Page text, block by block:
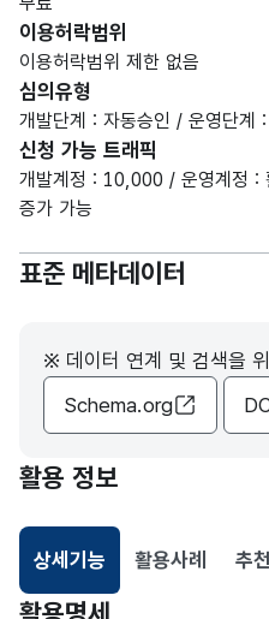
이용허락범위
이용허락범위 제한 없음
심의유형
개발단계 : 자동승인 / 운영단계
신청 가능 트래픽
개발계정 : 10,000 / 운영계정 :
증가 가능
표준 메타데이터
※ 데이터 연계 및 검색을
Schema.org
활용 정보
상세기능
선택됨
활용사례 추